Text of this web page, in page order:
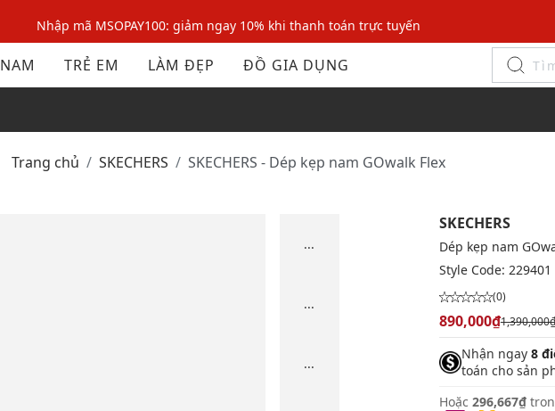
Nhập mã MSOPAY100: giảm ngay 10% khi thanh toán trực tuyến
Nhập mã: MSOXINCHAO - Giảm 10% đơn đầu cho thành viên mới!
Nhập mã MSOPAY100: giảm ngay 10% khi thanh toán trực tuyến
NAM TRẺ EM LÀM ĐẸP ĐỒ GIA DỤNG
Trang chủ SKECHERS SKECHERS - Dép kẹp nam GOwalk Flex
...
...
...
SKECHERS
Dép kẹp nam
Style Code: 229401
(0)
890,000₫1,390,000₫
Nhận ngay 8
toán cho sản
Hoặc 296,667₫